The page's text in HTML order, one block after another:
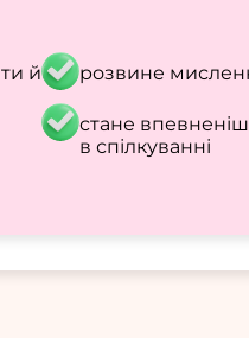
й
розвине
стане
в спілкуванні